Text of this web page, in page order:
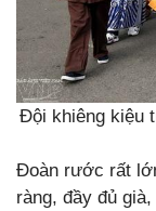
Đội khiêng kiệu
Đoàn rước rất
ràng, đầy đủ